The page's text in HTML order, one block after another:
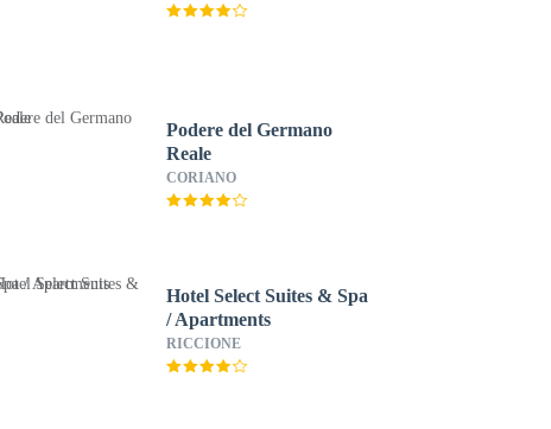
Podere del Germano
Reale
CORIANO
Hotel Select Suites & Spa
/ Apartments
RICCIONE